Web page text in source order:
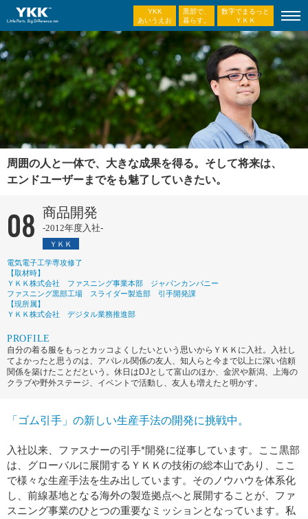
YKK
あいうえお
黒部で、
暮らす。
数字でまるっと
ＹＫＫ
周囲の人と一体で、大きな成果を得る。 そして将来は、
エンドユーザーまでをも魅了していきたい。
08 商品開発
-2012年度入社-
ＹＫＫ
電気電子工学専攻修了
【取材時】
ＹＫＫ株式会社 ファスニング事業本部 ジャパンカンパニー
ファスニング黒部工場 スライダー製造部 引手開発課
【現所属】
ＹＫＫ株式会社 デジタル業務推進部
PROFILE
自分の着る服をもっとカッコよくしたいという思いからＹＫＫに入社。入社し
てよかったと思うのは、アパレル関係の友人、知人らと今まで以上に深い信頼
関係を築けたことだという。休日はDJとして富山のほか、金沢や新潟、上海の
クラブや野外ステージ、イベントで活動し、友人も増えたと明かす。
「ゴム引手」の新しい生産手法の開発に挑戦中。
入社以来、ファスナーの引手*開発に従事しています。ここ黒部
は、グローバルに展開するＹＫＫの技術の総本山であり、ここ
で様々な生産手法を生み出しています。そのノウハウを体系化
し、前線基地となる海外の製造拠点へと展開することが、ファ
スニング事業のひとつの重要なミッションとなっています。私